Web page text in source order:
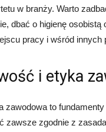
w branży. Warto
dbać o higienę osobistą
pracy i wśród innych
i etyka
zawodowa to
zawsze zgodnie z